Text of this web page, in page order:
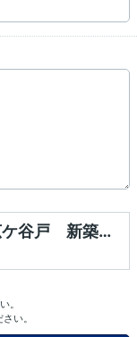
築一戸建て 全2棟
。
い。